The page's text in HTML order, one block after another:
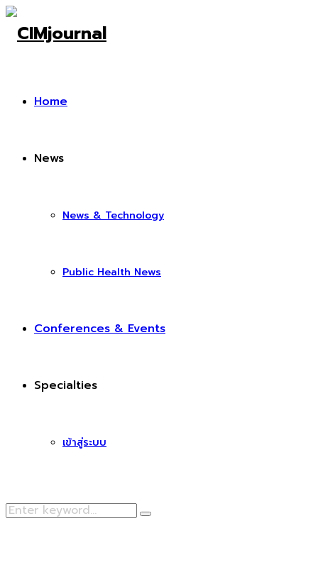
Home
News
News & Technology
Public Health News
Conferences & Events
Specialties
เข้าสู่ระบบ
Search
Search